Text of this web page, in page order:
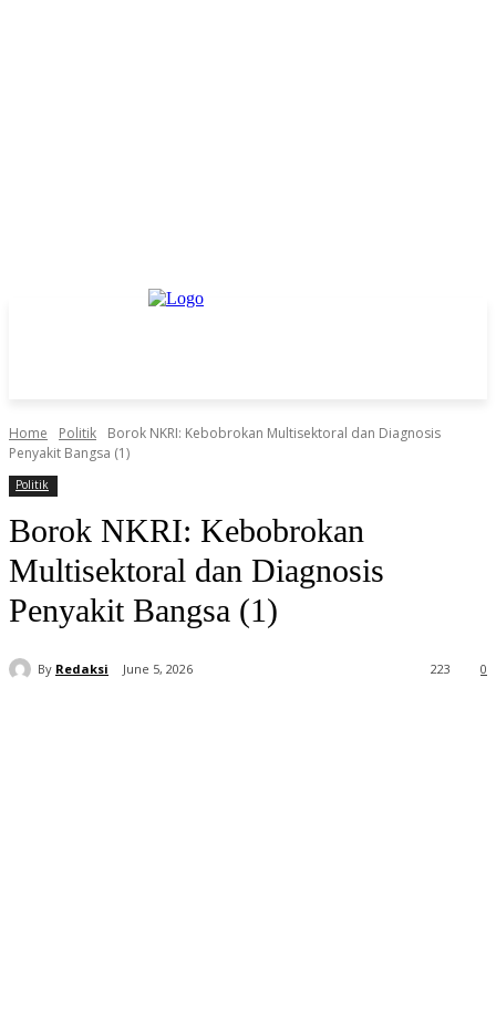
Home Politik
Borok NKRI: Kebobrokan Multisektoral dan Diagnosis
Penyakit Bangsa (1)
Politik
Borok NKRI: Kebobrokan
Multisektoral dan Diagnosis
Penyakit Bangsa (1)
By Redaksi June 5, 2026 0
223